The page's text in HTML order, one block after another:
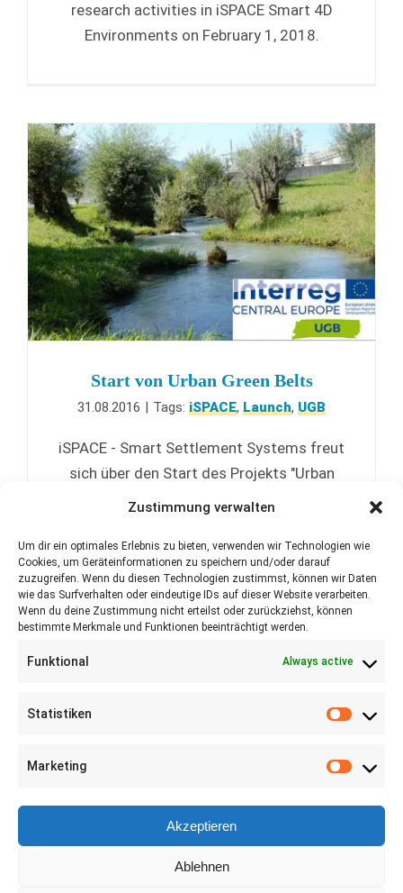
Zustimmung verwalten
Um dir ein optimales Erlebnis zu bieten, verwenden wir Technologien wie
Cookies, um Geräteinformationen zu speichern und/oder darauf
zuzugreifen. Wenn du diesen Technologien zustimmst, können wir Daten
wie das Surfverhalten oder eindeutige IDs auf dieser Website verarbeiten.
Wenn du deine Zustimmung nicht erteilst oder zurückziehst, können
bestimmte Merkmale und Funktionen beeinträchtigt werden.
Funktional Always active
Statistiken
Marketing
Akzeptieren
Ablehnen
research activities in iSPACE Smart 4D
Environments on February 1, 2018.
Start von Urban Green Belts
31.08.2016 Tags: iSPACE, Launch, UGB
iSPACE - Smart Settlement Systems freut
sich über den Start des Projekts "Urban
Green Belts", welches vom Europäischen
des Central Europe Programmes, gefördert
wird.
©2026 RSA FG | Presse|AGB|